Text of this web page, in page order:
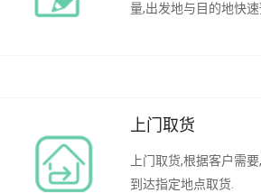
量,出发地与目的地快速
上门取货
上门取货,根据客户需
到达指定地点取货.